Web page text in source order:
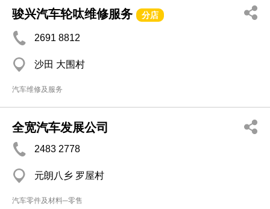
骏兴汽车轮呔维修服务 分店
2691 8812
沙田 大围村
汽车维修及服务
全宽汽车发展公司
2483 2778
元朗八乡 罗屋村
汽车零件及材料─零售